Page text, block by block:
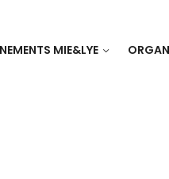
MIE&LYE